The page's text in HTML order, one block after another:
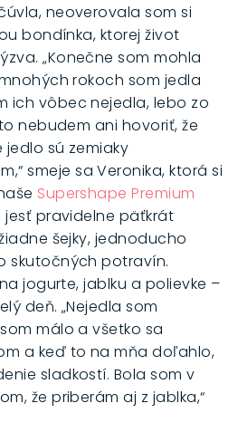
neoverovala som si
bondínka, ktorej život
„Konečne som mohla
rokoch som jedla
ich vôbec nejedla, lebo zo
nebudem ani hovoriť, že
sú zemiaky
smeje sa Veronika, ktorá si
Supershape Premium
jesť pravidelne päťkrát
šejky, jednoducho
skutočných potravín.
jogurte, jablku a polievke –
deň. „Nejedla som
málo a všetko sa
a keď to na mňa doľahlo,
sladkostí. Bola som v
že priberám aj z jablka,“